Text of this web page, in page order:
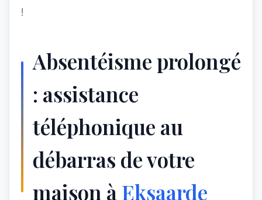
!
Absentéisme prolongé
: assistance
téléphonique au
débarras de votre
maison àEksaarde